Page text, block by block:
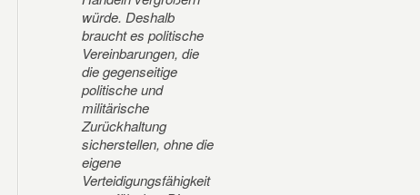
würde. Deshalb
braucht es politische
Vereinbarungen, die
die gegenseitige
politische und
militärische
Zurückhaltung
sicherstellen, ohne die
eigene
Verteidigungsfähigkeit